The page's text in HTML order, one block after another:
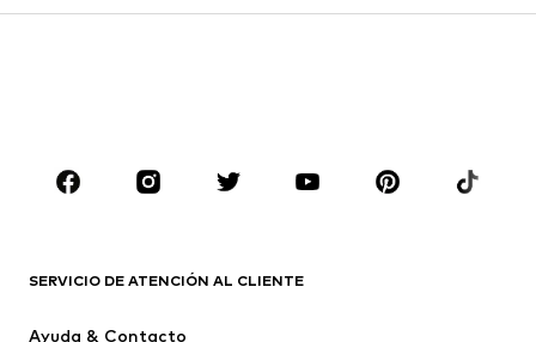
Zapatos
Deporte
SERVICIO DE ATENCIÓN AL CLIENTE
Ayuda & Contacto